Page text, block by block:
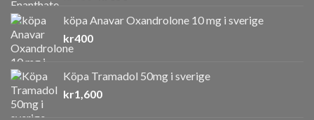
priset priset
köpa Anavar Oxandrolone 10 mg i sverige
kr400
Köpa Tramadol 50mg i sverige
kr1,600